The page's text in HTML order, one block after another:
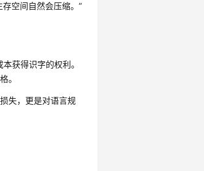
空间自然会压缩。”
获得识字的权利。
。
失，更是对语言规